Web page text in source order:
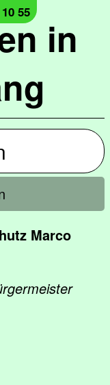
in
55
Marco